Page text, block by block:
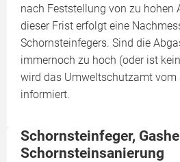
nach Feststellung von zu hohen
dieser Frist erfolgt eine
Schornsteinfegers. Sind die
immernoch zu hoch (oder ist
wird das Umweltschutzamt vom
informiert.
Schornsteinfeger,
Schornsteinsanierung